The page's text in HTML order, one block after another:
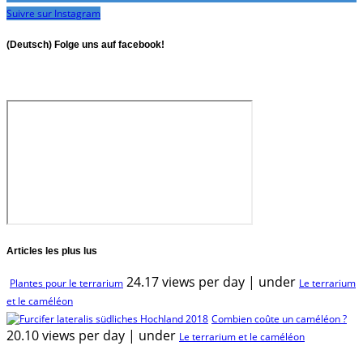
Suivre sur Instagram
(Deutsch) Folge uns auf facebook!
Articles les plus lus
Plantes pour le terrarium 24.17 views per day | under Le terrarium
et le caméléon
Combien coûte un caméléon ?
20.10 views per day | under Le terrarium et le caméléon